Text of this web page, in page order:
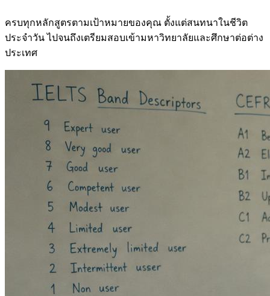
ครบทุกหลักสูตรตามเป้าหมายของคุณ ตั้งแต่สนทนาในชีวิต
ประจำวัน ไปจนถึงเตรียมสอบเข้ามหาวิทยาลัยและศึกษาต่อต่าง
ประเทศ